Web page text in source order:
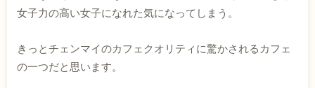
女子力の高い女子になれた気になってしまう。
きっとチェンマイのカフェクオリティに驚かされるカフェ
の一つだと思います。